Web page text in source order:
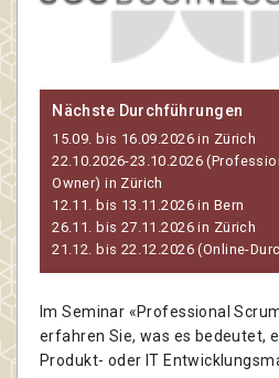
Nächste Durchführungen
15.09. bis 16.09.2026 in Zürich
22.10.2026-23.10.2026
Owner) in Zürich
12.11. bis 13.11.2026 in Bern
26.11. bis 27.11.2026 in Zürich
21.12. bis 22.12.2026 (Online-
Im Seminar «Professional
erfahren Sie, was es bedeutet,
Produkt- oder IT